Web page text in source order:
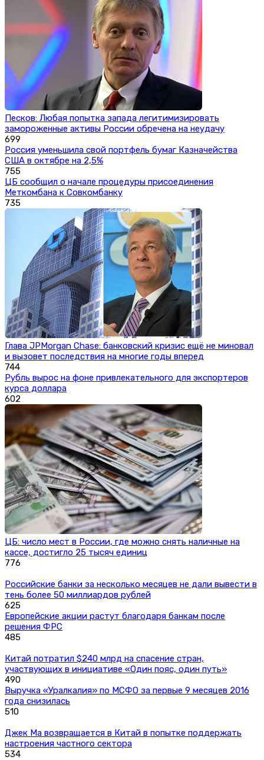
Песков: Любая попытка запада легитимизировать
замороженные активы России обречена на неудачу
699
Россия уменьшила свой портфель бумаг Казначейства
США в октябре на 2,5%
755
ЦБ сообщил о начале процедуры присоединения
Меткомбана к Совкомбанку
735
Глава JPMorgan Chase: банковский кризис ещё не миновал
и вызовет последствия на многие годы вперед
744
Рубль вырос на фоне привлекательного для экспортеров
курса доллара
602
ЦБ: число мест в России, где можно снять наличные на
кассе, достигло 25 тысяч единиц
776
Российские банки за несколько месяцев не дали вывести в
тень более 50 миллиардов рублей
625
Европейские акции растут благодаря банкам после
решения ФРС
485
Китай потратил $240 млрд на спасение стран,
участвующих в инициативе «Один пояс, один путь»
490
Выручка «Уралкалия» по МСФО за первые 9 месяцев 2016
года снизилась
510
Джек Ма возвращается в Китай в попытке поддержать
настроения частного сектора
534